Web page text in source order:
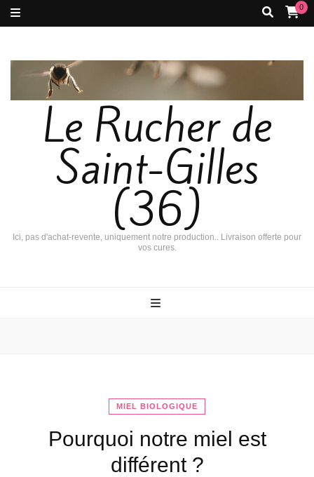
0
Le Rucher de
Saint-Gilles
(36)
Ici, pas d'achat-revente, uniquement notre production.. Livraison offerte pour
vos cures.
MIEL BIOLOGIQUE
Pourquoi notre miel est
différent ?